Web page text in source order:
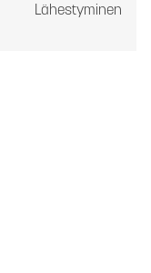
Lähestyminen